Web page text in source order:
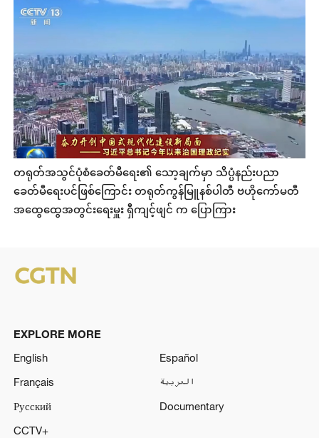
တရုတ်အသွင်ပုံစံခေတ်မီရေး၏ သော့ချက်မှာ သိပ္ပံနည်းပညာ
ခေတ်မီရေးပင်ဖြစ်ကြောင်း တရုတ်ကွန်မြူနစ်ပါတီ ဗဟိုကော်မတီ
အထွေထွေအတွင်းရေးမှူး ရှီကျင့်ဖျင် က ပြောကြား
EXPLORE MORE
English
Español
Français
العربية
Русский
Documentary
CCTV+